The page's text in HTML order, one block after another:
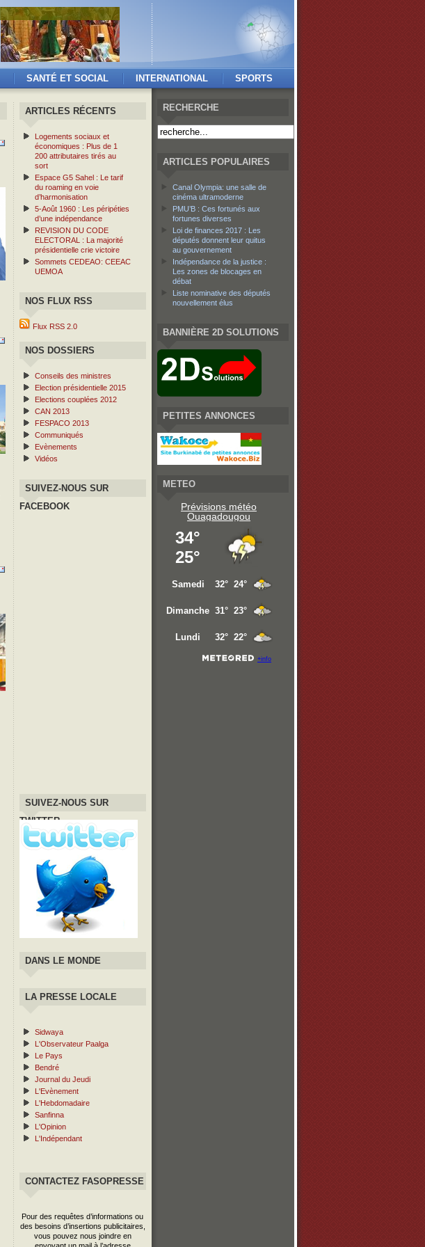
SANTÉ ET SOCIAL INTERNATIONAL SPORTS
ARTICLES RÉCENTS
Logements sociaux et
économiques : Plus de 1
200 attributaires tirés au
sort
Espace G5 Sahel : Le tarif
du roaming en voie
d’harmonisation
5-Août 1960 : Les péripéties
d’une indépendance
REVISION DU CODE
ELECTORAL : La majorité
présidentielle crie victoire
Sommets CEDEAO: CEEAC
UEMOA
NOS FLUX RSS
Flux RSS 2.0
NOS DOSSIERS
Conseils des ministres
Election présidentielle 2015
Elections couplées 2012
CAN 2013
FESPACO 2013
Communiqués
Evènements
Vidéos
SUIVEZ-NOUS SUR
FACEBOOK
SUIVEZ-NOUS SUR
TWITTER
DANS LE MONDE
LA PRESSE LOCALE
Sidwaya
L'Observateur Paalga
Le Pays
Bendré
Journal du Jeudi
L'Evènement
L'Hebdomadaire
Sanfinna
L'Opinion
L'Indépendant
CONTACTEZ FASOPRESSE
Pour des requêtes d’informations ou
des besoins d’insertions publicitaires,
vous pouvez nous joindre en
RECHERCHE
ARTICLES POPULAIRES
Canal Olympia: une salle de
cinéma ultramoderne
PMU’B : Ces fortunés aux
fortunes diverses
Loi de finances 2017 : Les
députés donnent leur quitus
au gouvernement
Indépendance de la justice :
Les zones de blocages en
débat
Liste nominative des députés
nouvellement élus
BANNIÈRE 2D SOLUTIONS
PETITES ANNONCES
METEO
Prévisions météo
Ouagadougou